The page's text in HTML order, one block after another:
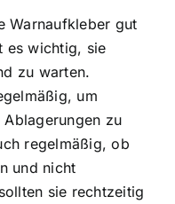
Warnaufkleber gut
es wichtig, sie
zu warten.
um
zu
regelmäßig, ob
und nicht
sie rechtzeitig